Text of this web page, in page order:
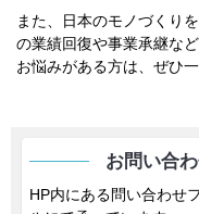
また、日本のモノづくり
の業績回復や事業承継な
お悩みがある方は、ぜひ
お問い合
HP内にある問い合わせ